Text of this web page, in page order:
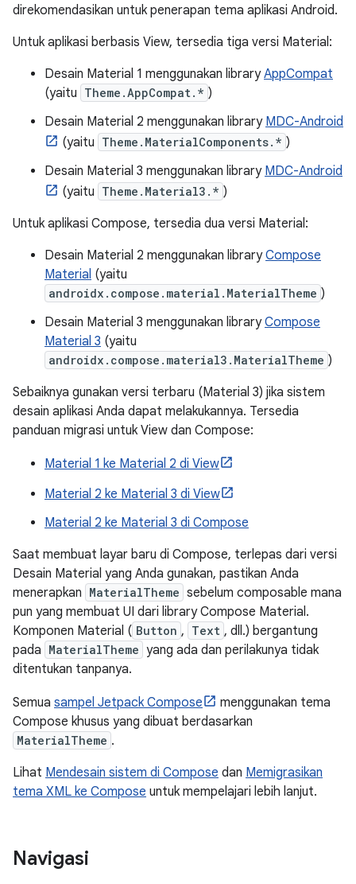
direkomendasikan untuk penerapan tema aplikasi Android.
Untuk aplikasi berbasis View, tersedia tiga versi Material:
Desain Material 1 menggunakan libraryAppCompat
(yaitu Theme.AppCompat.* )
Desain Material 2 menggunakan library MDC-Android
(yaitu Theme.MaterialComponents.* )
Desain Material 3 menggunakan library MDC-Android
(yaitu Theme.Material3.* )
Untuk aplikasi Compose, tersedia dua versi Material:
Desain Material 2 menggunakan libraryCompose
Material (yaitu
androidx.compose.material.MaterialTheme )
Desain Material 3 menggunakan libraryCompose
Material 3 (yaitu
androidx.compose.material3.MaterialTheme )
Sebaiknya gunakan versi terbaru (Material 3) jika sistem
desain aplikasi Anda dapat melakukannya. Tersedia
panduan migrasi untuk View dan Compose:
Material 1 ke Material 2 di View
Material 2 ke Material 3 di View
Material 2 ke Material 3 di Compose
Saat membuat layar baru di Compose, terlepas dari versi
Desain Material yang Anda gunakan, pastikan Anda
menerapkan MaterialTheme sebelum composable mana
pun yang membuat UI dari library Compose Material.
Komponen Material ( Button , Text , dll.) bergantung
pada MaterialTheme yang ada dan perilakunya tidak
ditentukan tanpanya.
Semua sampel Jetpack Compose
menggunakan tema
Compose khusus yang dibuat berdasarkan
MaterialTheme .
Lihat Mendesain sistem di Compose dan Memigrasikan
tema XML ke Compose untuk mempelajari lebih lanjut.
Navigasi